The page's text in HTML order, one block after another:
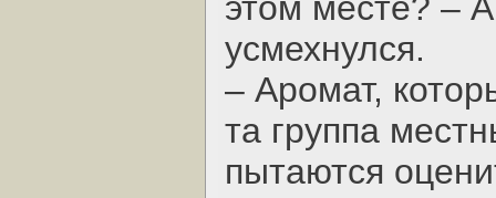
усмехнулся.
– Аромат,
та группа
пытаются